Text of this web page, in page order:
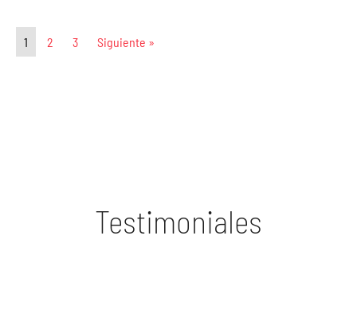
1 2 3 Siguiente »
Testimoniales